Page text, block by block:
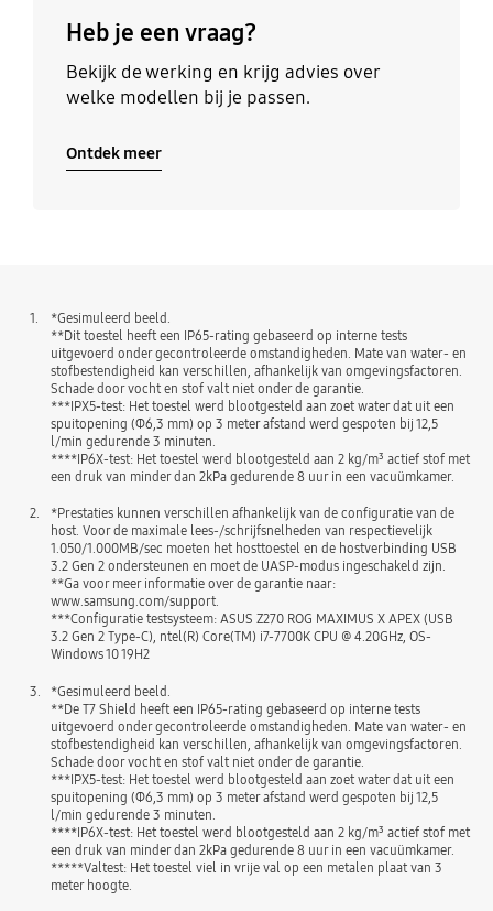
Heb je een vraag?
Bekijk de werking en krijg advies over
welke modellen bij je passen.
Ontdek meer
1.
*Gesimuleerd beeld.
**Dit toestel heeft een IP65-rating gebaseerd op interne tests
uitgevoerd onder gecontroleerde omstandigheden. Mate van water- en
stofbestendigheid kan verschillen, afhankelijk van omgevingsfactoren.
Schade door vocht en stof valt niet onder de garantie.
***IPX5-test: Het toestel werd blootgesteld aan zoet water dat uit een
spuitopening (Φ6,3 mm) op 3 meter afstand werd gespoten bij 12,5
l/min gedurende 3 minuten.
****IP6X-test: Het toestel werd blootgesteld aan 2 kg/m³ actief stof met
een druk van minder dan 2kPa gedurende 8 uur in een vacuümkamer.
2.
*Prestaties kunnen verschillen afhankelijk van de configuratie van de
host. Voor de maximale lees-/schrijfsnelheden van respectievelijk
1.050/1.000MB/sec moeten het hosttoestel en de hostverbinding USB
3.2 Gen 2 ondersteunen en moet de UASP-modus ingeschakeld zijn.
**Ga voor meer informatie over de garantie naar:
www.samsung.com/support.
***Configuratie testsysteem: ASUS Z270 ROG MAXIMUS X APEX (USB
3.2 Gen 2 Type-C), ntel(R) Core(TM) i7-7700K CPU @ 4.20GHz, OS-
Windows 10 19H2
3.
*Gesimuleerd beeld.
**De T7 Shield heeft een IP65-rating gebaseerd op interne tests
uitgevoerd onder gecontroleerde omstandigheden. Mate van water- en
stofbestendigheid kan verschillen, afhankelijk van omgevingsfactoren.
Schade door vocht en stof valt niet onder de garantie.
***IPX5-test: Het toestel werd blootgesteld aan zoet water dat uit een
spuitopening (Φ6,3 mm) op 3 meter afstand werd gespoten bij 12,5
l/min gedurende 3 minuten.
****IP6X-test: Het toestel werd blootgesteld aan 2 kg/m³ actief stof met
een druk van minder dan 2kPa gedurende 8 uur in een vacuümkamer.
*****Valtest: Het toestel viel in vrije val op een metalen plaat van 3
meter hoogte.